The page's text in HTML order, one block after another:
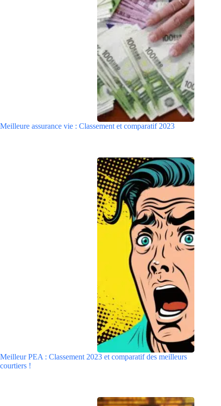
Meilleure assurance vie : Classement et comparatif 2023
Meilleur PEA : Classement 2023 et comparatif des meilleurs
courtiers !